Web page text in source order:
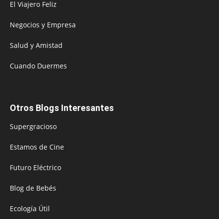
El Viajero Feliz
Negocios y Empresa
Salud y Amistad
Cuando Duermes
Otros Blogs Interesantes
Supergracioso
Estamos de Cine
Futuro Eléctrico
Blog de Bebés
Ecología Útil